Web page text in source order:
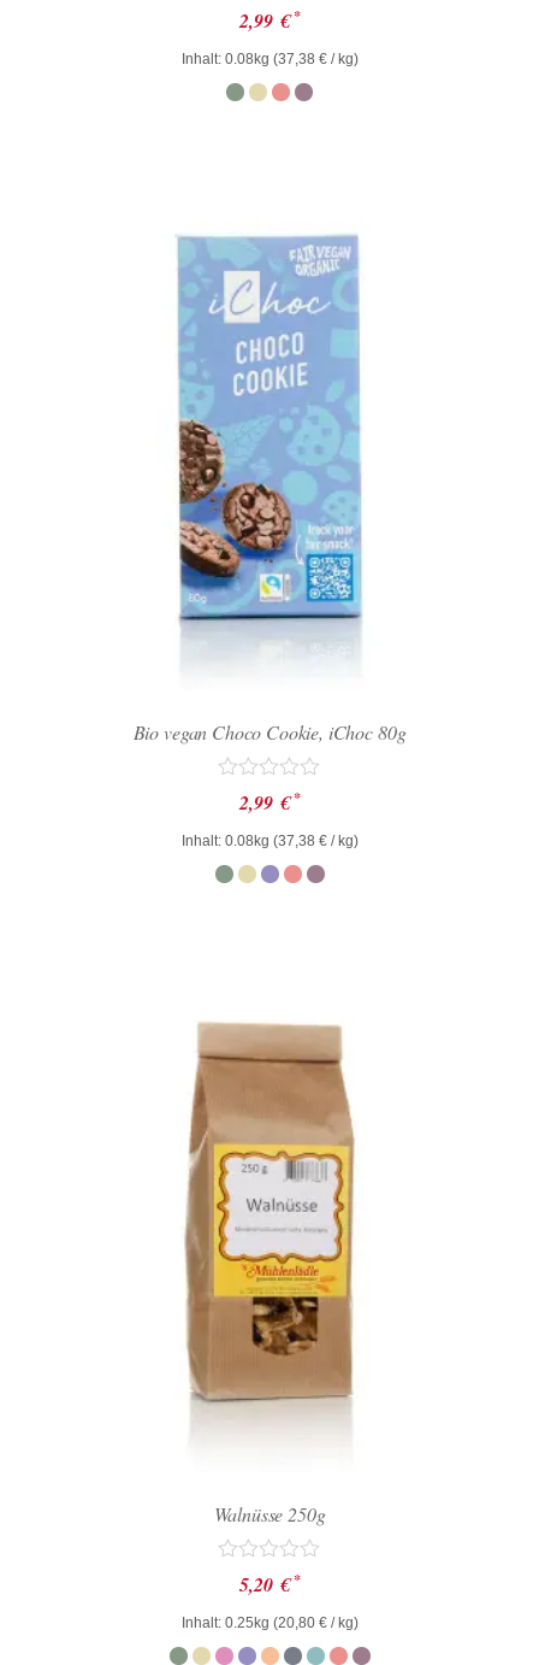
Bewertet
mit
0
von
5
2,99 € *
Inhalt: 0.08kg (37,38 €/ kg)
Bio vegan Choco Cookie, iChoc 80g
Bewertet
mit
0
von
5
2,99 € *
Inhalt: 0.08kg (37,38 €/ kg)
Walnüsse 250g
Bewertet
mit
0
von
5
5,20 € *
Inhalt: 0.25kg (20,80 €/ kg)